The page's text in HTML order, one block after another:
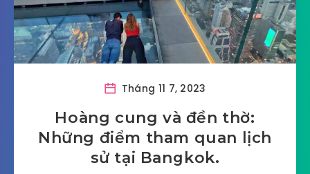
Tháng 11 7, 2023
Hoàng cung và đền thờ:
Những điểm tham quan lịch
sử tại Bangkok.